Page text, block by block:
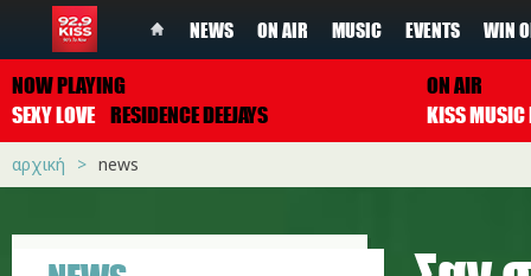
NEWS ON AIR MUSIC EVENTS WIN
NOW PLAYING
SEXY LOVE RESIDENCE DEEJAYS
ON AIR
αρχική news